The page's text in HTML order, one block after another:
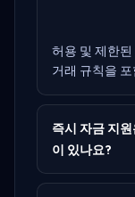
허용 및 제한
거래 규칙을
즉시 자금 지
이 있나요?